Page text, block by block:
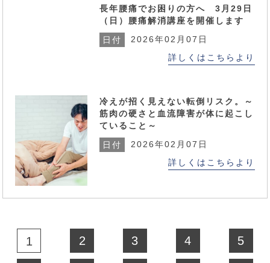
長年腰痛でお困りの方へ 3月29日
（日）腰痛解消講座を開催します
日付
2026年02月07日
詳しくはこちらより
冷えが招く見えない転倒リスク。～
筋肉の硬さと血流障害が体に起こし
ていること～
日付
2026年02月07日
詳しくはこちらより
1 2 3 4 5